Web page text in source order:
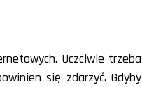
Uczciwie trzeba
się zdarzyć. Gdyby